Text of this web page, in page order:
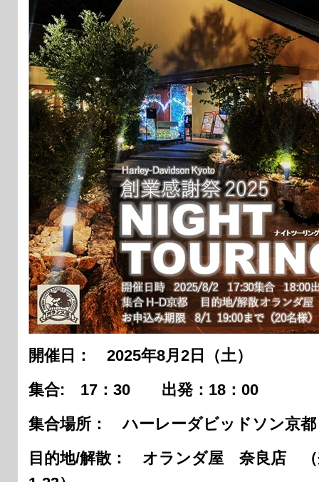
開催日： 2025年8月2日（土）
集合: 17：30 出発：18：00
集合場所： ハーレーダビッドソン京都
目的地/解散： オランダ屋 奈良店 （